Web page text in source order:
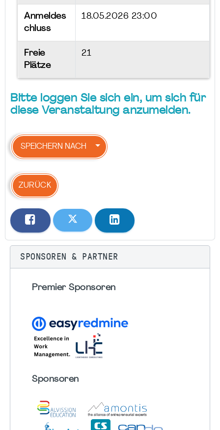
Anmeldes
chluss
18.05.2026 23:00
Freie
Plätze
21
Bitte loggen Sie sich ein, um sich für
diese Veranstaltung anzumelden.
SPEICHERN NACH
ZURÜCK
SPONSOREN & PARTNER
Premier Sponsoren
Sponsoren